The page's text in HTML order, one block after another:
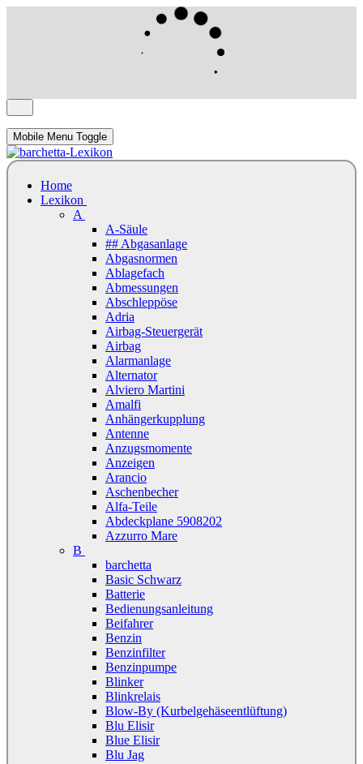
Mobile Menu Toggle
Home
Lexikon
A
A-Säule
## Abgasanlage
Abgasnormen
Ablagefach
Abmessungen
Abschleppöse
Adria
Airbag-Steuergerät
Airbag
Alarmanlage
Alternator
Alviero Martini
Amalfi
Anhängerkupplung
Antenne
Anzugsmomente
Anzeigen
Arancio
Aschenbecher
Alfa-Teile
Abdeckplane 5908202
Azzurro Mare
B
barchetta
Basic Schwarz
Batterie
Bedienungsanleitung
Beifahrer
Benzin
Benzinfilter
Benzinpumpe
Blinker
Blinkrelais
Blow-By (Kurbelgehäseentlüftung)
Blu Elisir
Blue Elisir
Blu Jag